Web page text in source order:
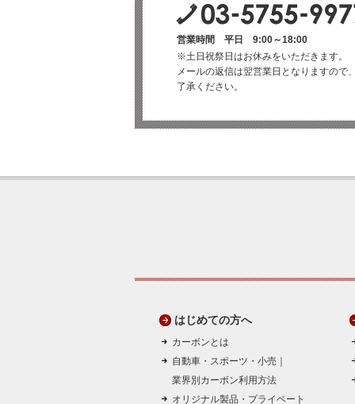
営業時間 平日 9:00～18:00
※土日祝祭日はお休みをいただきます。
メールの返信は翌営業日となりますので
了承ください。
はじめての方へ
カーボンとは
自動車・スポーツ・小売｜
業界別カーボン利用方法
オリジナル製品・プライベート